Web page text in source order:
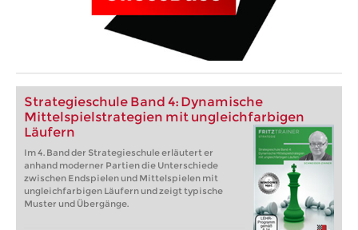
Strategieschule Band 4: Dynamische
Mittelspielstrategien mit ungleichfarbigen
Läufern
Im 4. Band der Strategieschule erläutert er
anhand moderner Partien die Unterschiede
zwischen Endspielen und Mittelspielen mit
ungleichfarbigen Läufern und zeigt typische
Muster und Übergänge.